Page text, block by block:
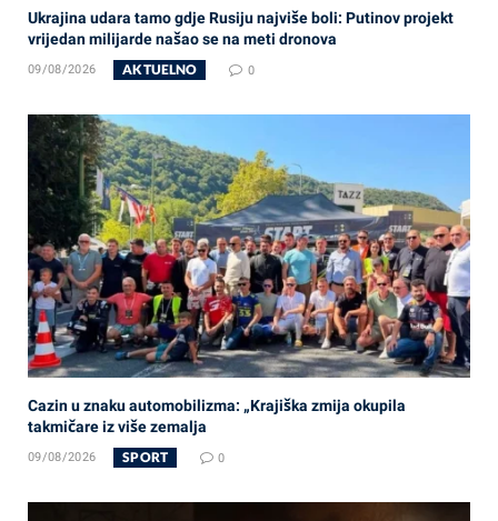
Ukrajina udara tamo gdje Rusiju najviše boli: Putinov projekt
vrijedan milijarde našao se na meti dronova
09/08/2026 AKTUELNO 0
Cazin u znaku automobilizma: „Krajiška zmija okupila
takmičare iz više zemalja
09/08/2026 SPORT 0